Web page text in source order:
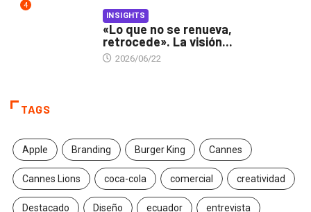
4
INSIGHTS
«Lo que no se renueva,
retrocede». La visión...
2026/06/22
TAGS
Apple Branding Burger King Cannes
Cannes Lions coca-cola comercial creatividad
Destacado Diseño ecuador entrevista